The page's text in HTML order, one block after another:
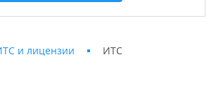
и лицензии ИТС